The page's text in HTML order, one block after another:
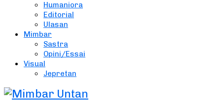
Humaniora
Editorial
Ulasan
Mimbar
Sastra
Opini/Essai
Visual
Jepretan